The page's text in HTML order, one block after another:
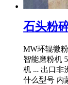
石头粉
MW环辊微
智能磨粉机
机 ... 出口非
什么型号 内